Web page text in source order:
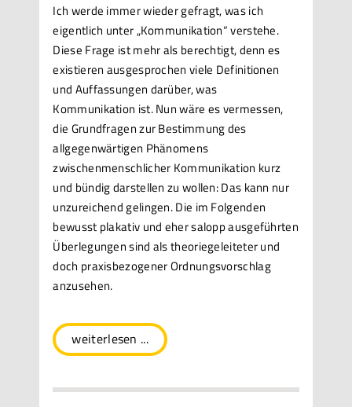
Ich werde immer wieder gefragt, was ich
eigentlich unter „Kommunikation“ verstehe.
Diese Frage ist mehr als berechtigt, denn es
existieren ausgesprochen viele Definitionen
und Auffassungen darüber, was
Kommunikation ist. Nun wäre es vermessen,
die Grundfragen zur Bestimmung des
allgegenwärtigen Phänomens
zwischenmenschlicher Kommunikation kurz
und bündig darstellen zu wollen: Das kann nur
unzureichend gelingen. Die im Folgenden
bewusst plakativ und eher salopp ausgeführten
Überlegungen sind als theoriegeleiteter und
doch praxisbezogener Ordnungsvorschlag
anzusehen.
weiterlesen ...